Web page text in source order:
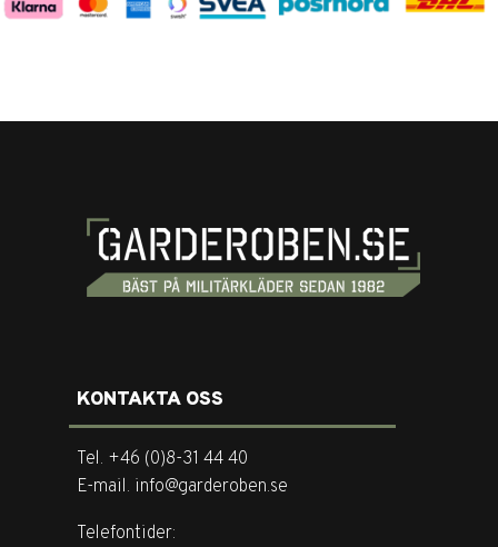
KONTAKTA OSS
Tel. +46 (0)8-31 44 40
E-mail. info@garderoben.se
Telefontider: